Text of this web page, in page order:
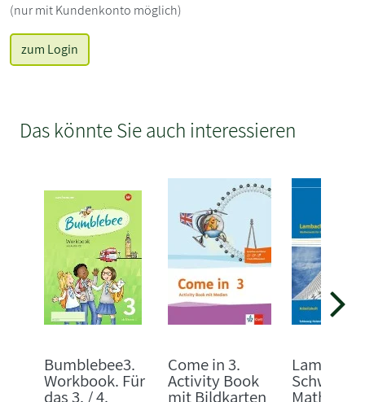
(nur mit Kundenkonto möglich)
zum Login
Das könnte Sie auch interessieren
Bumblebee3.
Workbook. Für
das 3. / 4.
Come in 3.
Activity Book
mit Bildkarten
Schweizer